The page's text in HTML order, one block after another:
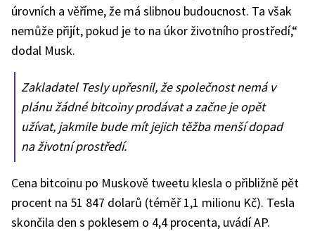
úrovních a věříme, že má slibnou budoucnost. Ta však
nemůže přijít, pokud je to na úkor životního prostředí,“
dodal Musk.
Zakladatel Tesly upřesnil, že společnost nemá v
plánu žádné bitcoiny prodávat a začne je opět
užívat, jakmile bude mít jejich těžba menší dopad
na životní prostředí.
Cena bitcoinu po Muskově tweetu klesla o přibližně pět
procent na 51 847 dolarů (téměř 1,1 milionu Kč). Tesla
skončila den s poklesem o 4,4 procenta, uvádí AP.